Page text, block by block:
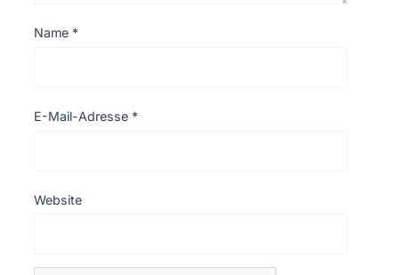
Name *
E-Mail-Adresse *
Website